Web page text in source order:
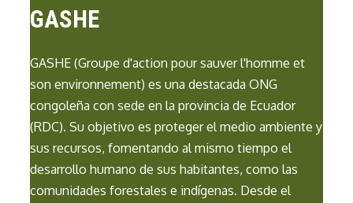
GASHE
GASHE (Groupe d'action pour sauver l'homme et
son environnement) es una destacada ONG
congoleña con sede en la provincia de Ecuador
(RDC). Su objetivo es proteger el medio ambiente y
sus recursos, fomentando al mismo tiempo el
desarrollo humano de sus habitantes, como las
comunidades forestales e indígenas. Desde el